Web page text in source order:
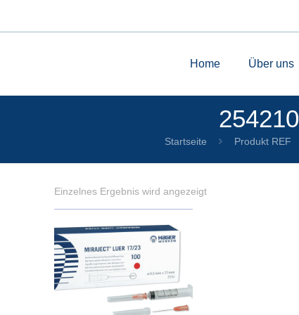
Home Über uns
254210
Startseite Produkt REF
Einzelnes Ergebnis wird angezeigt